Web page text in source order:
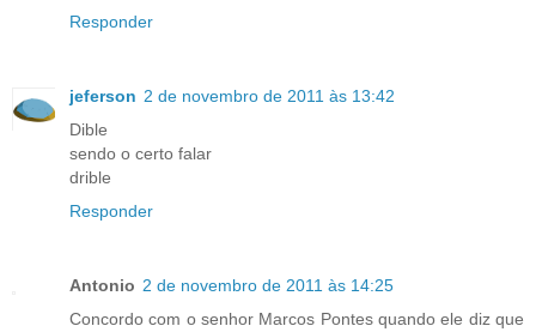
Responder
jeferson 2 de novembro de 2011 às 13:42
Dible
sendo o certo falar
drible
Responder
Antonio 2 de novembro de 2011 às 14:25
Concordo com o senhor Marcos Pontes quando ele diz que